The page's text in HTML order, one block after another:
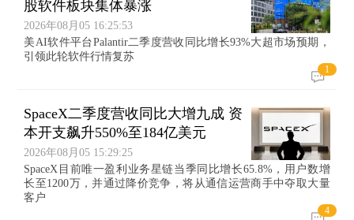
股软件板块集体暴涨
2026年08月05 16:25:53
美AI软件平台Palantir二季度营收同比增长93%大超市场预期，
引领此轮软件行情复苏
1
SpaceX二季度营收同比大增九成 资
本开支飙升550%至184亿美元
2026年08月05 15:29:25
SpaceX目前唯一盈利业务星链当季同比增长65.8%，用户数增
长至1200万，并通过降价竞争，将从通信运营商手中夺取大量
客户
4